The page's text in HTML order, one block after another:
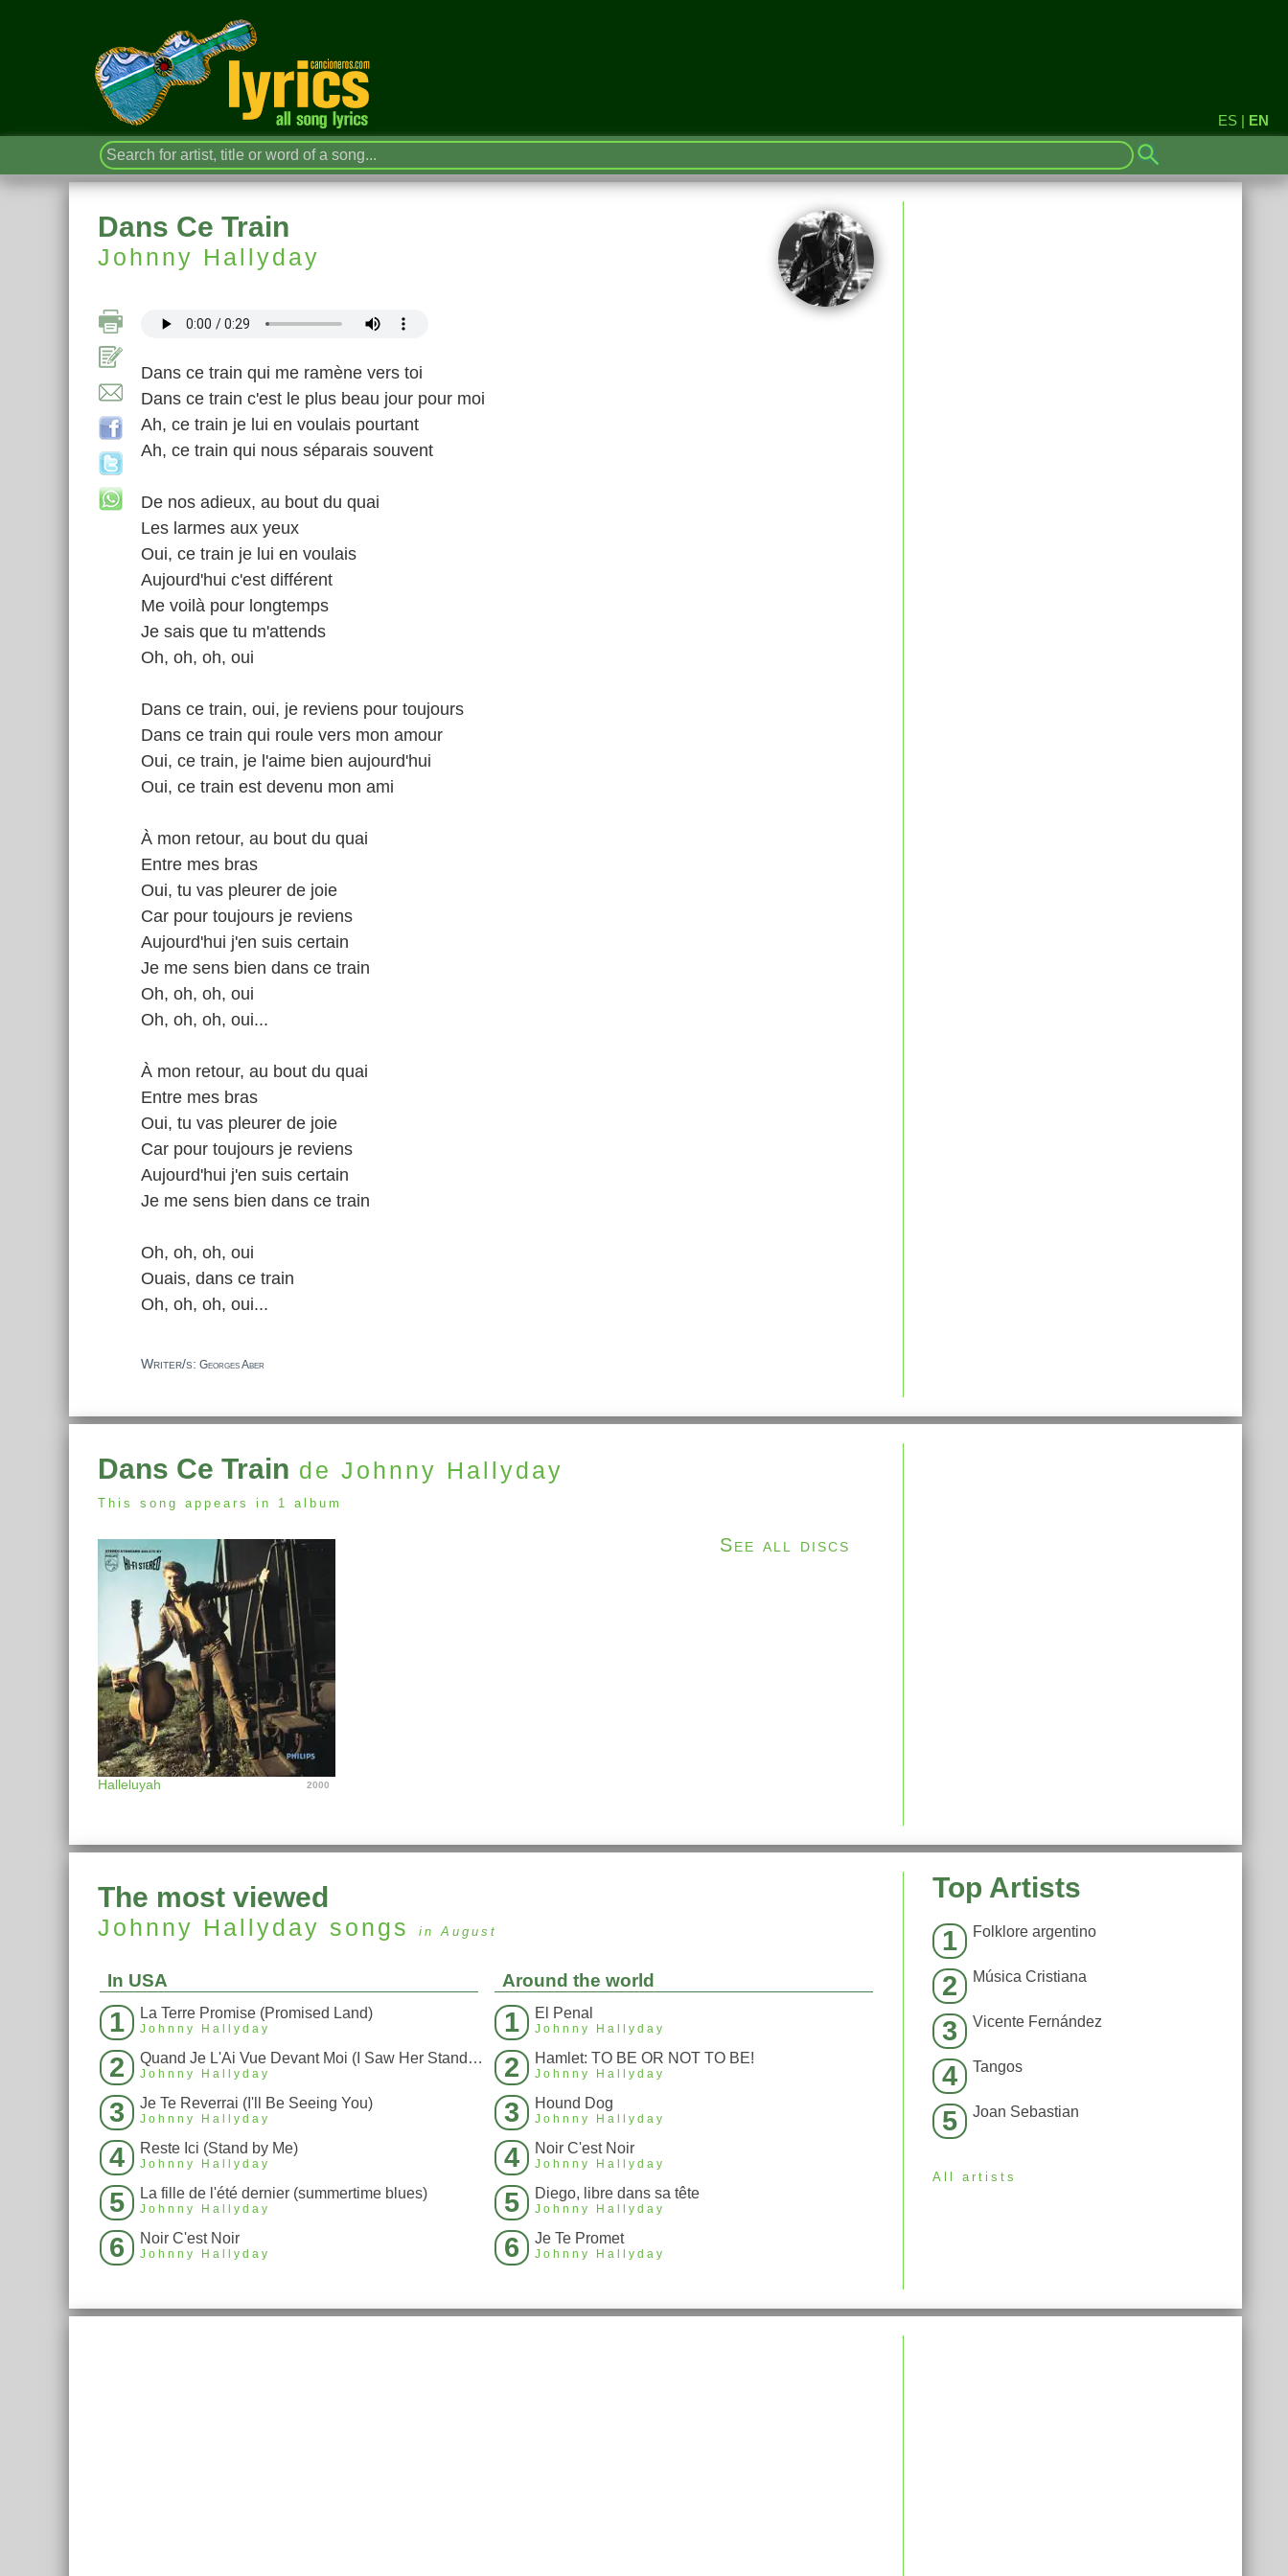
ES | EN
Dans Ce Train
Johnny Hallyday
Dans ce train qui me ramène vers toi
Dans ce train c'est le plus beau jour pour moi
Ah, ce train je lui en voulais pourtant
Ah, ce train qui nous séparais souvent
De nos adieux, au bout du quai
Les larmes aux yeux
Oui, ce train je lui en voulais
Aujourd'hui c'est différent
Me voilà pour longtemps
Je sais que tu m'attends
Oh, oh, oh, oui
Dans ce train, oui, je reviens pour toujours
Dans ce train qui roule vers mon amour
Oui, ce train, je l'aime bien aujourd'hui
Oui, ce train est devenu mon ami
À mon retour, au bout du quai
Entre mes bras
Oui, tu vas pleurer de joie
Car pour toujours je reviens
Aujourd'hui j'en suis certain
Je me sens bien dans ce train
Oh, oh, oh, oui
Oh, oh, oh, oui...
À mon retour, au bout du quai
Entre mes bras
Oui, tu vas pleurer de joie
Car pour toujours je reviens
Aujourd'hui j'en suis certain
Je me sens bien dans ce train
Oh, oh, oh, oui
Ouais, dans ce train
Oh, oh, oh, oui...
Writer/s: Georges Aber
Dans Ce Train de Johnny Hallyday
This song appears in 1 album
Halleluyah 2000
See all discs
The most viewed
Johnny Hallyday songs in August
In USA
1 La Terre Promise (Promised Land)
Johnny Hallyday
2 Quand Je L'Ai Vue Devant Moi (I Saw Her Standing)
Johnny Hallyday
3 Je Te Reverrai (I'll Be Seeing You)
Johnny Hallyday
4 Reste Ici (Stand by Me)
Johnny Hallyday
5 La fille de l'été dernier (summertime blues)
Johnny Hallyday
6 Noir C'est Noir
Johnny Hallyday
Around the world
1 El Penal
Johnny Hallyday
2 Hamlet: TO BE OR NOT TO BE!
Johnny Hallyday
3 Hound Dog
Johnny Hallyday
4 Noir C'est Noir
Johnny Hallyday
5 Diego, libre dans sa tête
Johnny Hallyday
6 Je Te Promet
Johnny Hallyday
Top Artists
1 Folklore argentino
2 Música Cristiana
3 Vicente Fernández
4 Tangos
5 Joan Sebastian
All artists